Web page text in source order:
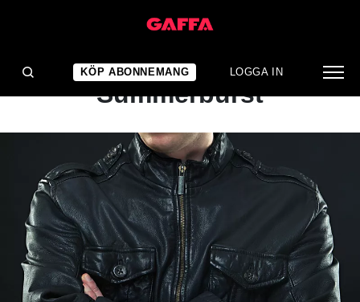
KÖP ABONNEMANG LOGGA IN
NYHET
Het housestjärna till
Summerburst